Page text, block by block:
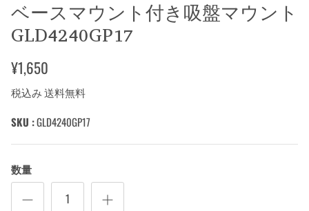
ベースマウント付き吸盤マウント
GLD4240GP17
¥1,650
税込み 送料無料
SKU :GLD4240GP17
数量